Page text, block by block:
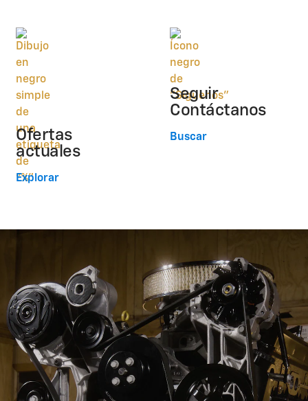
Ofertas
actuales
Explorar
Seguir
Contáctanos
Buscar